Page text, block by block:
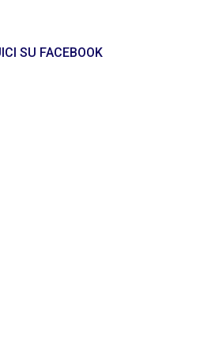
SU FACEBOOK